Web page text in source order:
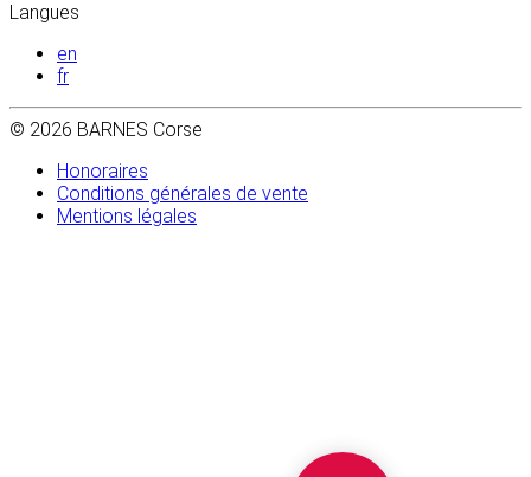
Langues
en
fr
© 2026 BARNES Corse
Honoraires
Conditions générales de vente
Mentions légales